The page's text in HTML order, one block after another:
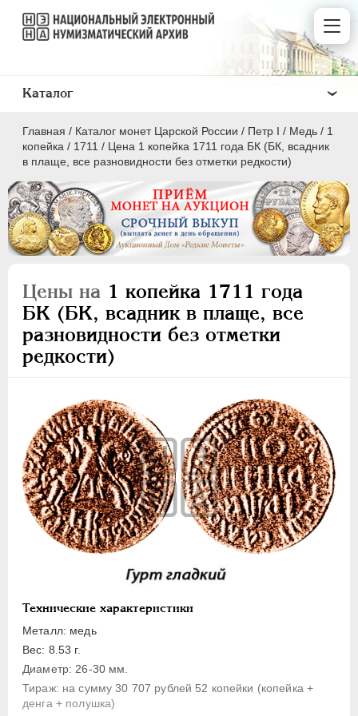
Главная / Каталог монет Царской России / Пeтр I / Медь / 1
копейка / 1711 / Цена 1 копейка 1711 года БК (БК, всадник
в плаще, все разновидности без отметки редкости)
Цены на 1 копейка 1711 года
БК (БК, всадник в плаще, все
разновидности без отметки
редкости)
Технические характеристики
Металл: медь
Вес: 8.53 г.
Диаметр: 26-30 мм.
Тираж: на сумму 30 707 рублей 52 копейки (копейка +
денга + полушка)
Каталог
ПEТР I 1699 - 1725
Серебро
Медь
5 копеек
1 копейка
Полушка
Полполушки
Пробные
Для Речи Посполитой
Монетовидные жетоны
ЕКАТЕРИНА I 1725-1727
АННА ИОАННОВНА 1730-1740
ИОАНН АНТОНОВИЧ 1740-1741
ЕЛИЗАВЕТА
ПЕТР III 1762-1762
ЕКАТЕРИНА II 1762-1796
ПАВЕЛ I 1796-1801